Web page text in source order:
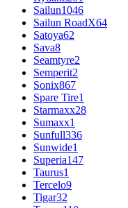
Sailun1046
Sailun RoadX64
Satoya62
Sava8
Seamtyre2
Semperit2
Sonix867
Spare Tire1
Starmaxx28
Sumaxx1
Sunfull336
Sunwide1
Superia147
Taurus1
Tercelo9
Tigar32